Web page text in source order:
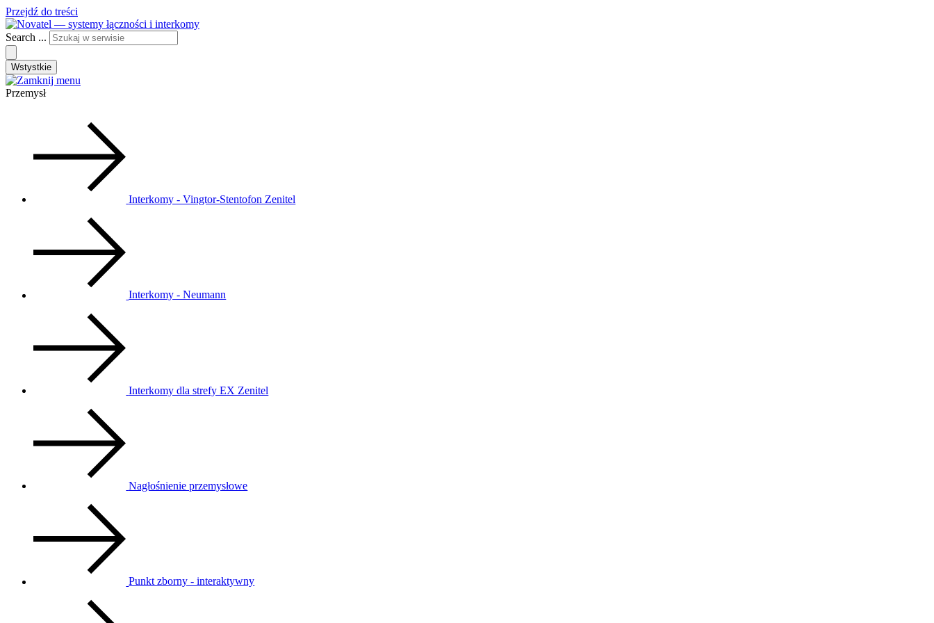
Przejdź do treści
Search ...
Wstystkie
Przemysł
Interkomy - Vingtor-Stentofon Zenitel
Interkomy - Neumann
Interkomy dla strefy EX Zenitel
Nagłośnienie przemysłowe
Punkt zborny - interaktywny